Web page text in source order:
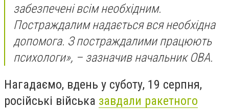
забезпечені всім необхідним.
Постраждалим надається вся необхідна
допомога. З постраждалими працюють
психологи», – зазначив начальник ОВА.
Нагадаємо, вдень у суботу, 19 серпня,
російські війська завдали ракетного